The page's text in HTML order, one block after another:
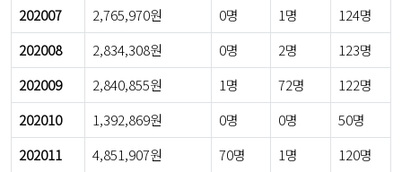
202007
2,765,970원 0명 1명
124명
202008
2,834,308원 0명 2명
123명
202009
2,840,855원 1명 72명
122명
202010
1,392,869원 0명 0명
50명
202011
4,851,907원 70명 1명
120명